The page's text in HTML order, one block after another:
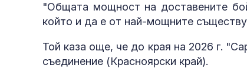
"Общата мощност на доставените
който и да е от най-мощните
Той каза още, че до края на 2026 г.
съединение (Красноярски край).